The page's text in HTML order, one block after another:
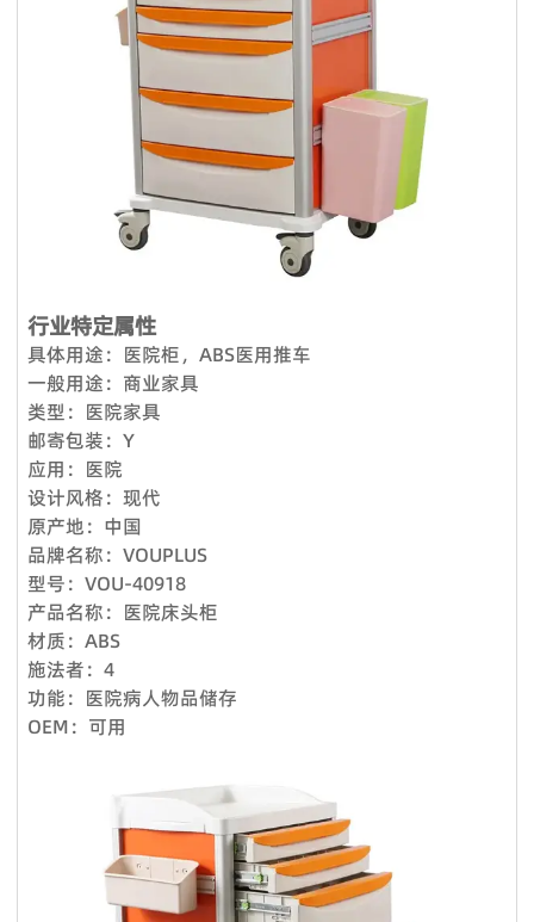
行业特定属性
具体用途：医院柜，ABS医用推车
一般用途：商业家具
类型：医院家具
邮寄包装：Y
应用：医院
设计风格：现代
原产地：中国
品牌名称：VOUPLUS
型号：VOU-40918
产品名称：医院床头柜
材质：ABS
施法者：4
功能：医院病人物品储存
OEM：可用
服务理念：客户至上
售前服务：
VOUPLUS坚持把专业的人放在合适的岗位，工程团队为客户提
供专业的方案设计、**合理的空间配置、后期的跟进工作，致力
于打造和谐的工作环境。
销售服务：
我们是一支专业的咨询团队，帮助您选择合适的家具并给出建议
产品享受三年保固及维修服务。我司售后服务中心负责处理客户
咨询、投诉、维修及应急服务、亲善回访等。三年保固期内，除
人为因素外，经维修后，产品无法正常使用，厂家将给予换货。
标准产品需要5-7个工作日，定制产品时间需要20天；大批量生
产需要10天**。
Q5：我是一个小批发商，你们接受小额订单吗？
当然可以。从您联系我们的那一刻起，您就成为我们宝贵的潜在
客户。无论您的数量多大或少，我们都期待与您合作，希望我们
未来能够共同成长。
Q6：我可以把我的标志放在产品上吗？
是的。您可以将您的织物徽标发送给我们，然后我们可以在椅子
Q7. 你们的质量控制如何？
质量是我们的文化。我们拥有专业的质量检测中心，对原材料进
行化学和物理测试，只有合格的才能生产。专业的QC团队拥有
50名成员，在交货前对产品和包装进行测试。我们将在整个批
量生产过程中控制货物的质量。我们保证客户对我们**产品
100％满意。如果您对柔佛的质量或服务不满意，请随时立即反
馈我们，如果产品不符合合同要求，我们将免费更换或在下一个
订单中给您补偿。对于国外订单，我们确保大多数配件。在某些
特殊情况下，我们将给予折扣作为解决方案。
Q8. 你的设计能力如何？
我们拥有12人的设计团队，设计师拥有10年以上行业经验，毕
业于家具产品设计专业，医疗家具风格、医院空间布局均由我们
设计团队自主设计开发。
是的，我们对**产品提供 100% 满意保证。我们可以提供 5 年
Q10：您可以进行定制吗？
我们拥有强大的开发工具来映射自定义功能。